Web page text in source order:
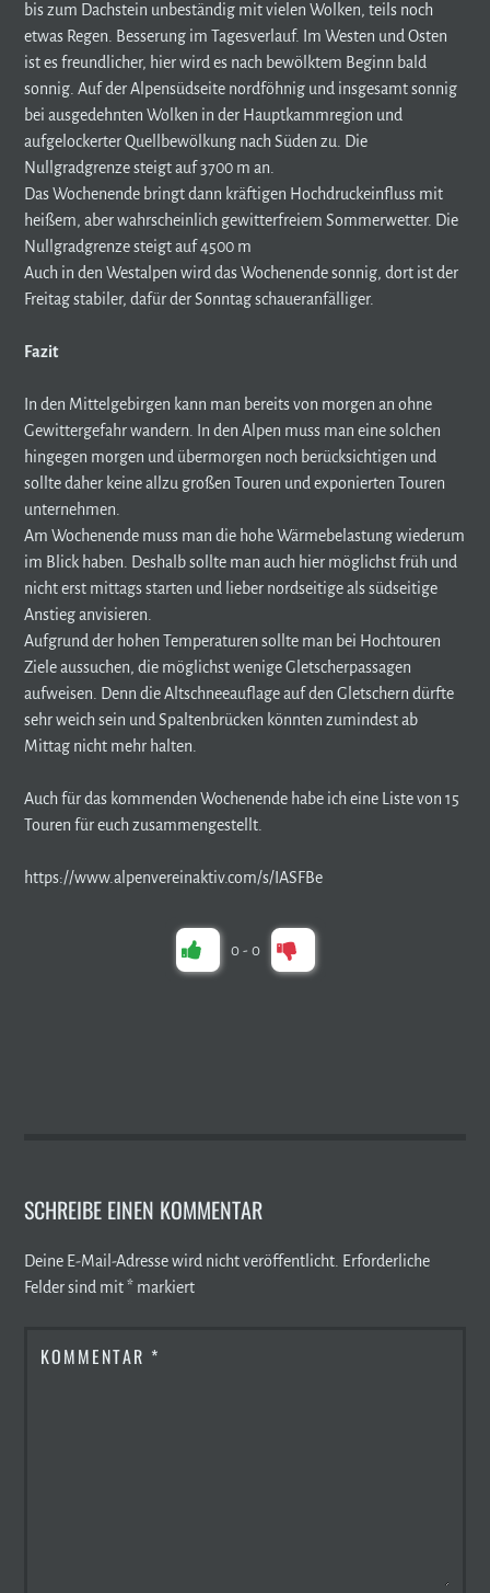
bis zum Dachstein unbeständig mit vielen Wolken, teils noch
etwas Regen. Besserung im Tagesverlauf. Im Westen und Osten
ist es freundlicher, hier wird es nach bewölktem Beginn bald
sonnig. Auf der Alpensüdseite nordföhnig und insgesamt sonnig
bei ausgedehnten Wolken in der Hauptkammregion und
aufgelockerter Quellbewölkung nach Süden zu. Die
Nullgradgrenze steigt auf 3700 m an.
Das Wochenende bringt dann kräftigen Hochdruckeinfluss mit
heißem, aber wahrscheinlich gewitterfreiem Sommerwetter. Die
Nullgradgrenze steigt auf 4500 m
Auch in den Westalpen wird das Wochenende sonnig, dort ist der
Freitag stabiler, dafür der Sonntag schaueranfälliger.
Fazit
In den Mittelgebirgen kann man bereits von morgen an ohne
Gewittergefahr wandern. In den Alpen muss man eine solchen
hingegen morgen und übermorgen noch berücksichtigen und
sollte daher keine allzu großen Touren und exponierten Touren
unternehmen.
Am Wochenende muss man die hohe Wärmebelastung wiederum
im Blick haben. Deshalb sollte man auch hier möglichst früh und
nicht erst mittags starten und lieber nordseitige als südseitige
Anstieg anvisieren.
Aufgrund der hohen Temperaturen sollte man bei Hochtouren
Ziele aussuchen, die möglichst wenige Gletscherpassagen
aufweisen. Denn die Altschneeauflage auf den Gletschern dürfte
sehr weich sein und Spaltenbrücken könnten zumindest ab
Mittag nicht mehr halten.
Auch für das kommenden Wochenende habe ich eine Liste von 15
Touren für euch zusammengestellt.
https://www.alpenvereinaktiv.com/s/IASFBe
0 - 0
SCHREIBE EINEN KOMMENTAR
Deine E-Mail-Adresse wird nicht veröffentlicht. Erforderliche
Felder sind mit* markiert
KOMMENTAR *